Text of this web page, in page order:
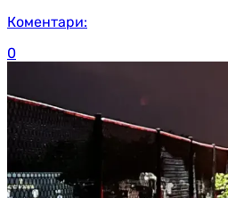
Коментари:
0